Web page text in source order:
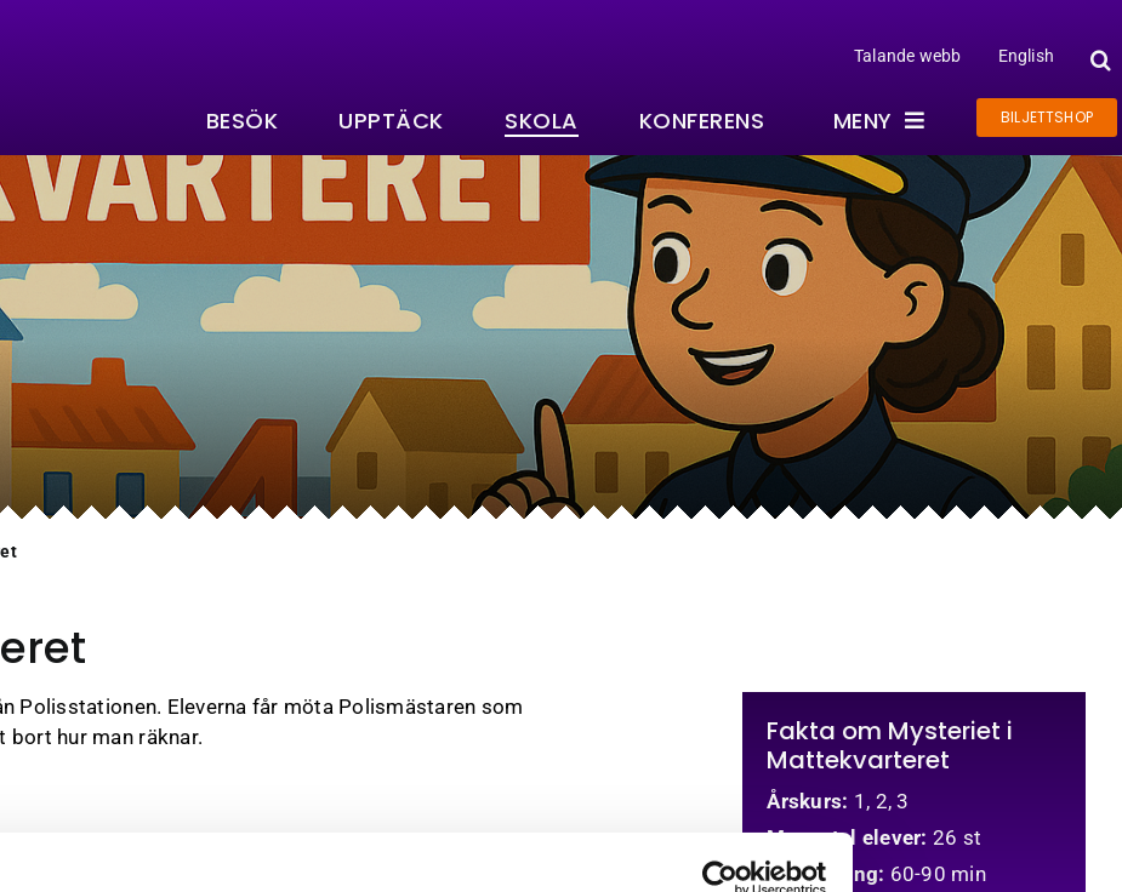
Talande webb English
BESÖK UPPTÄCK SKOLA KONFERENS MENY
Om Kreativum
Evenemang
Kreativum Partner
På gång
Nyhetsbrev
Jobba här
BILJETTSHOP
Polisstationen. Eleverna får möta Polismästaren som
hur man räknar.
Fakta om Mysteriet i
Mattekvarteret
Årskurs: 1, 2, 3
Maxantal elever: 26 st
Tidsåtgång: 60-90 min